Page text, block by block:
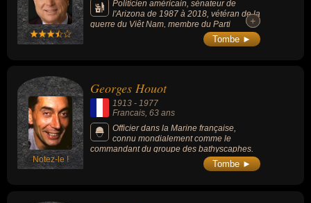
Politicien américain, sénateur de
l'Arizona de 1987 à 2018, vétéran de la
guerre du Viêt Nam, membre du Parti
républicain, candidat à l'élection
présidentielle de novembre 2008. Après
est 8 ans plus tard le candidat républicain à
l'élection présidentielle de novembre 2008.
En mai 2008, le Time le classe cinquième
sur sa liste des cent personnes les plus
influentes au monde.
+
+
Tombe ►
Notez-le !
Georges Houot
1913 - 1977
Francais, 63 ans
Officier dans la Marine française,
connu mondialement comme le
commandant du groupe des bathyscaphes.
Tombe ►